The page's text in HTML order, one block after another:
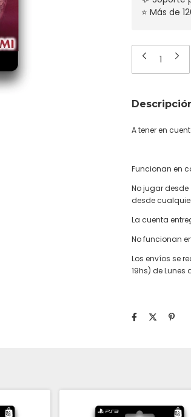
⭐ Más de
A tener en
Funcionan en
No jugar
desde
La cuenta
No funcionan
Los envíos se
19hs) de Lunes